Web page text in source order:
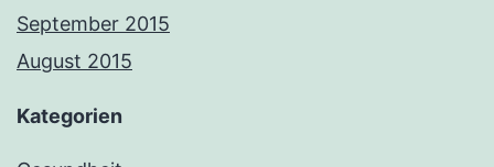
September 2015
August 2015
Kategorien